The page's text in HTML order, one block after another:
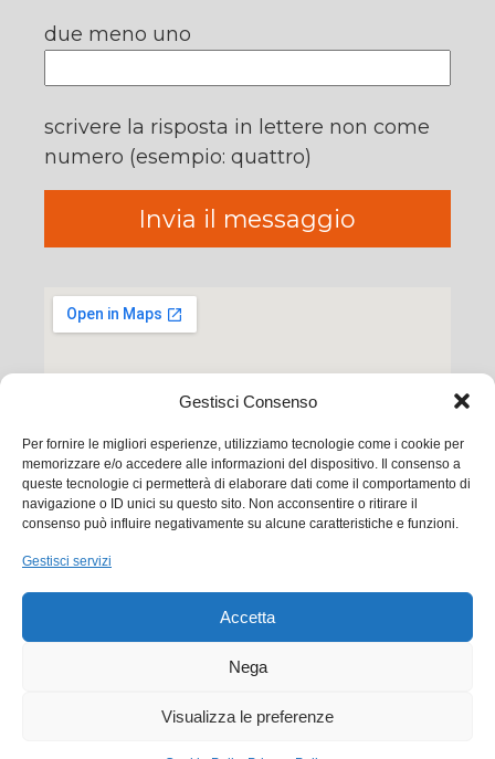
Gestisci Consenso
Per fornire le migliori esperienze, utilizziamo tecnologie come i cookie per
memorizzare e/o accedere alle informazioni del dispositivo. Il consenso a
queste tecnologie ci permetterà di elaborare dati come il comportamento di
navigazione o ID unici su questo sito. Non acconsentire o ritirare il
consenso può influire negativamente su alcune caratteristiche e funzioni.
Gestisci servizi
Accetta
Nega
Visualizza le preferenze
due meno uno
scrivere la risposta in lettere non come
numero (esempio: quattro)
Ego Communication srl
Via Francesco Baracca, 88 50127 Firenze
Tel. +39 0556533256
commerciale@ego.it